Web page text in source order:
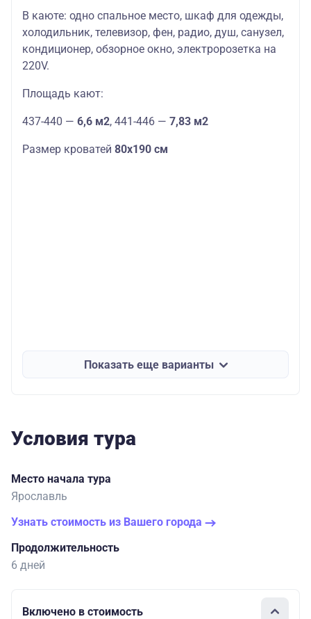
В каюте: одно спальное место, шкаф для одежды,
холодильник, телевизор, фен, радио, душ, санузел,
кондиционер, обзорное окно, электророзетка на
220V.
Площадь кают:
437-440 — 6,6 м2, 441-446 — 7,83 м2
Размер кроватей 80х190 см
Показать еще варианты
Условия тура
Место начала тура
Ярославль
Узнать стоимость из Вашего города
Продолжительность
6 дней
Включено в стоимость